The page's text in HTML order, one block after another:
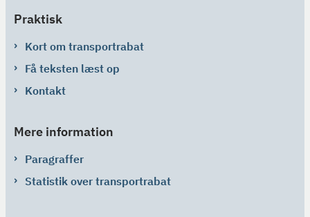
Praktisk
Kort om transportrabat
Få teksten læst op
Kontakt
Mere information
Paragraffer
Statistik over transportrabat